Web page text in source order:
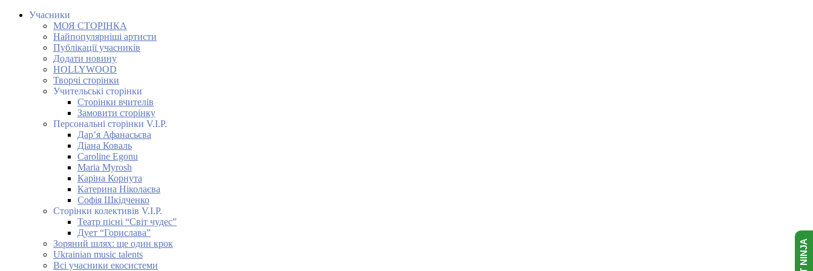
Учасники
МОЯ СТОРІНКА
Найпопулярніші артисти
Публікації учасників
Додати новину
HOLLYWOOD
Творчі сторінки
Учительські сторінки
Сторінки вчителів
Замовити сторінку
Персональні сторінки V.I.P.
Дар’я Афанасьєва
Діана Коваль
Caroline Egonu
Maria Myrosh
Каріна Корнута
Катерина Ніколаєва
Софія Шкідченко
Сторінки колективів V.I.P.
Театр пісні “Світ чудес”
Дует “Горислава”
Зоряний шлях: ще один крок
Ukrainian music talents
Всі учасники екосистеми